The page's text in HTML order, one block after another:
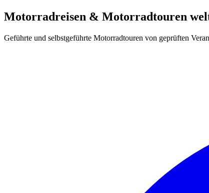
Motorradreisen & Motorradtouren
Geführte und selbstgeführte Motorradtouren von geprüften